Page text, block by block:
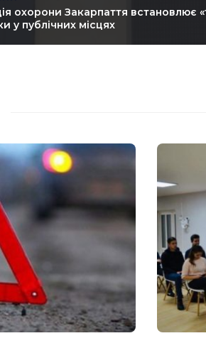
охорони Закарпаття встановлює
у публічних місцях